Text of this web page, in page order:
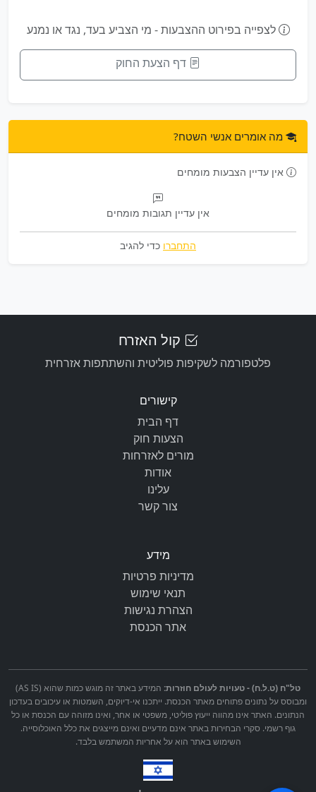
לצפייה בפירוט ההצבעות - מי הצביע בעד, נגד או נמנע
דף הצעת החוק
מה אומרים אנשי השטח?
אין עדיין הצבעות מומחים
אין עדיין תגובות מומחים
התחברו כדי להגיב
קול האזרח
פלטפורמה לשקיפות פוליטית והשתתפות אזרחית
קישורים
דף הבית
הצעות חוק
מורים לאזרחות
אודות
עלינו
צור קשר
מידע
מדיניות פרטיות
תנאי שימוש
הצהרת נגישות
אתר הכנסת
טל"ח (ט.ל.ח) - טעויות לעולם חוזרות:
המידע באתר זה מוגש כמות שהוא (AS IS)
ומבוסס על נתונים פתוחים מאתר הכנסת. ייתכנו אי-דיוקים, השמטות או עיכובים בעדכון
הנתונים. האתר אינו מהווה ייעוץ פוליטי, משפטי או אחר, ואינו מזוהה עם הכנסת או כל
גוף רשמי. סקרי הבחירות באתר אינם מדעיים ואינם מייצגים את כלל האוכלוסייה.
השימוש באתר הוא על אחריות המשתמש בלבד.